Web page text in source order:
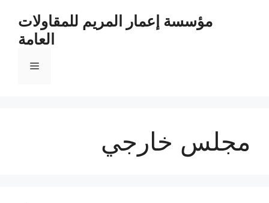
مؤسسة إعمار المريم للمقاولات
العامة
مجلس خارجي